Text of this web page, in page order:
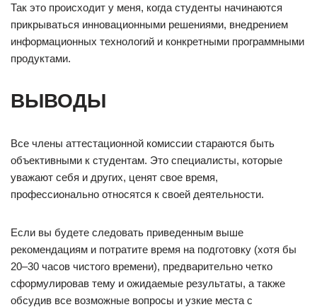
Так это происходит у меня, когда студенты начинаются
прикрываться инновационными решениями, внедрением
информационных технологий и конкретными программными
продуктами.
ВЫВОДЫ
Все члены аттестационной комиссии стараются быть
объективными к студентам. Это специалисты, которые
уважают себя и других, ценят свое время,
профессионально относятся к своей деятельности.
Если вы будете следовать приведенным выше
рекомендациям и потратите время на подготовку (хотя бы
20–30 часов чистого времени), предварительно четко
сформулировав тему и ожидаемые результаты, а также
обсудив все возможные вопросы и узкие места с